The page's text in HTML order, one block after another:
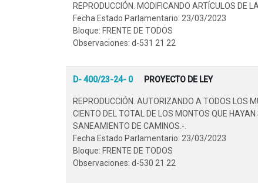
REPRODUCCIÓN. MODIFICANDO ARTÍCULOS DE
Fecha Estado Parlamentario: 23/03/2023
Bloque: FRENTE DE TODOS
Observaciones: d-531 21 22
D- 400/23-24- 0 PROYECTO DE LEY
REPRODUCCIÓN. AUTORIZANDO A TODOS LOS
CIENTO DEL TOTAL DE LOS MONTOS QUE
SANEAMIENTO DE CAMINOS.-.
Fecha Estado Parlamentario: 23/03/2023
Bloque: FRENTE DE TODOS
Observaciones: d-530 21 22